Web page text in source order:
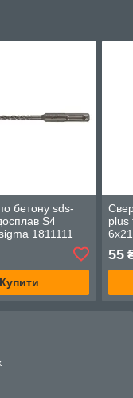
бетону sds-
S4
1811111
Купити
plus
55